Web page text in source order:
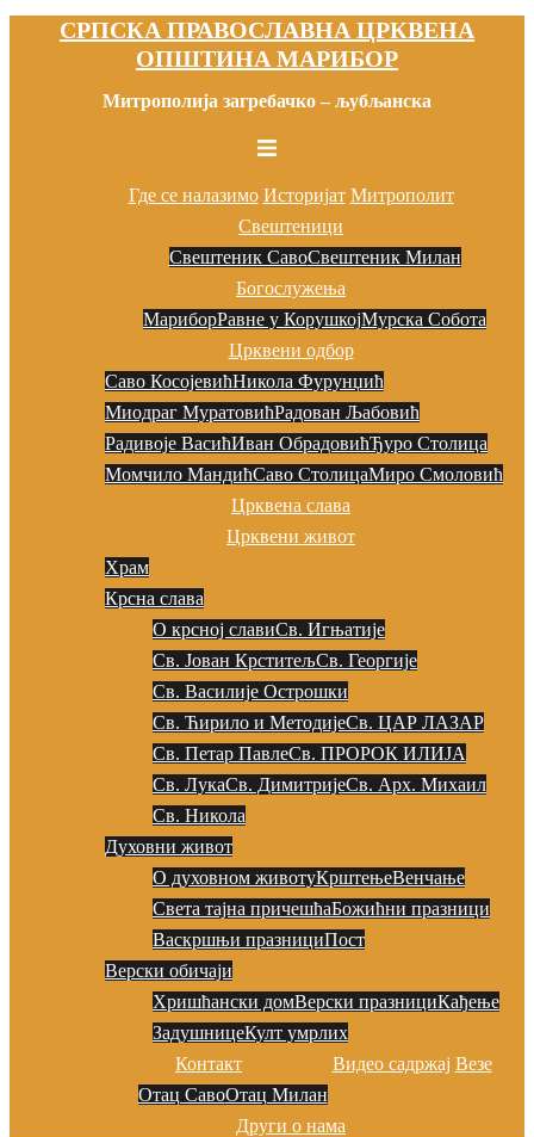
СРПСКА ПРАВОСЛАВНА ЦРКВЕНА
ОПШТИНА МАРИБОР
Митрополија загребачко – љубљанска
Toggle
Где се налазимо Историјат Митрополит
Свештеници
Свештеник СавоСвештеник Милан
Богослужења
МариборРавне у КорушкојМурска Собота
Црквени одбор
Саво КосојевићНикола Фурунџић
Миодраг МуратовићРадован Љaбовић
Радивоје ВасићИван ОбрадовићЂуро Столица
Момчило МандићСаво СтолицаМиро Смоловић
Црквена слава
Црквени живот
Храм
Крсна слава
О крсној славиСв. Игњатије
Св. Јован КрститељСв. Георгије
Св. Василије Острошки
Св. Ћирило и МетодијеСв. ЦАР ЛАЗАР
Св. Петар ПавлеСв. ПРОРОК ИЛИЈА
Св. ЛукаСв. ДимитријеСв. Арх. Михаил
Св. Никола
Духовни живот
О духовном животуКрштењеВенчање
Света тајна причешћаБожићни празници
Васкршњи празнициПост
Верски обичаји
Хришћански домВерски празнициКађење
ЗадушницеКулт умрлих
Контакт
Отац СавоОтац Милан
Видео садржај Везе
Други о нама